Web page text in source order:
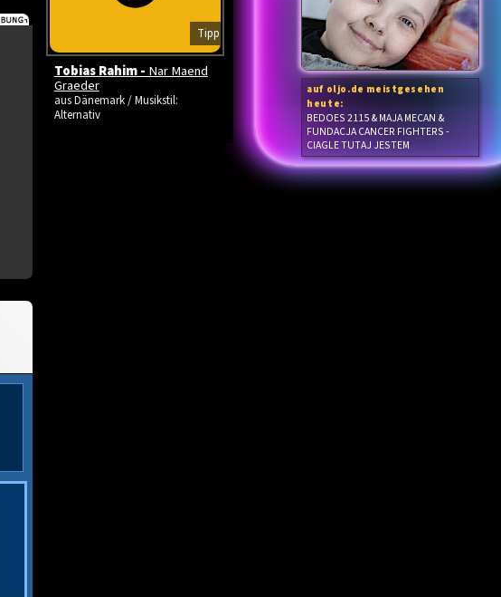
auf oljo.de meistgesehen
heute:
BEDOES 2115 & MAJA MECAN &
FUNDACJA CANCER FIGHTERS -
CIAGLE TUTAJ JESTEM
Tipp
Tobias Rahim - Nar Maend
Graeder
aus Dänemark / Musikstil:
Alternativ